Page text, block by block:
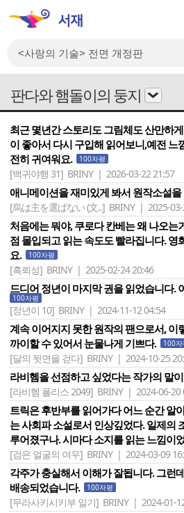
판다와 햄돌이의 둥지
최근 몇년간 스토리도 그림체도 산만하
이 좋아서 다시 구입해 읽어보니,예전 느
전히 귀여워요.
100자평
[백귀야행 31] BRINY | 2026-03-22 21:57
애니메이션을 재미있게 봐서 원작소설
[烏は主を選ばない (文..] BRINY | 2025-
처음에는 뭐야, 쿠로다 칸베는 왜 나오는
점 몰입되고 읽는 속도도 빨라집니다. 영
요.
100자평
[흑뢰성] BRINY | 2025-02-24 20:46
드디어 정년이 마지막 권을 읽었습니다.
100자평
[정년이 10] BRINY | 2024-11-12 04:54
계속 이어지지 못한 원작의 팬으로서, 이
까이할 수 있어서 눈물나게 기쁘다.
100자
[달의 뒷면을 걷다] BRINY | 2024-10-25
라비헴을 선점하고 싶었다는 작가의 말
[라비헴 폴리스 2049] BRINY | 2024-06-20
트릭은 후반부를 읽어가다 어느 순간 알
는 사회파 소설로서 인상깊었다. 일제의
루어졌구나. 시마다 소지를 읽는 느낌이
[검은 얼굴의 여우] BRINY | 2024-03-09
각주가 충실해서 이해가 잘됩니다. 그런
배송되었습니다.
100자평
[무라사키시키부 일기] BRINY | 2024-01-